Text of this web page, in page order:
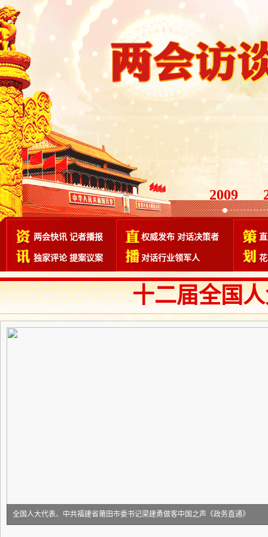
2009
两会快讯 记者播报
独家评论 提案议案
权威发布 对话决策者
对话行业领军人
十二届全国
全国人大代表、中共福建省莆田市委书记梁建勇做客中国之声《政务直通》